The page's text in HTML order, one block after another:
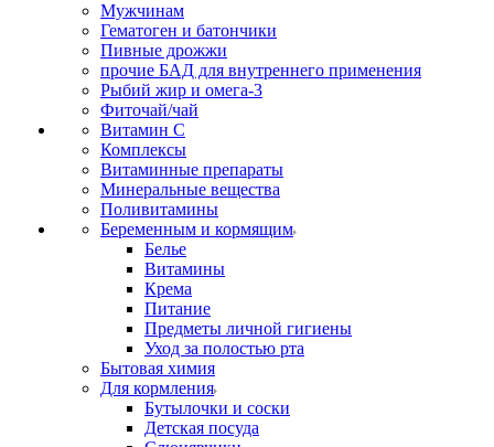
Мужчинам
Гематоген и батончики
Пивные дрожжи
прочие БАД для внутреннего применения
Рыбий жир и омега-3
Фиточай/чай
Витамин С
Комплексы
Витаминные препараты
Минеральные вещества
Поливитамины
Беременным и кормящим
Белье
Витамины
Крема
Питание
Предметы личной гигиены
Уход за полостью рта
Бытовая химия
Для кормления
Бутылочки и соски
Детская посуда